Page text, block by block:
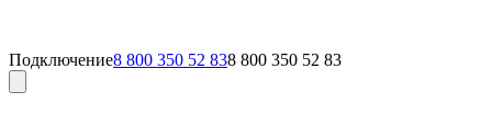
Подключение8 800 350 52 838 800 350 52 83